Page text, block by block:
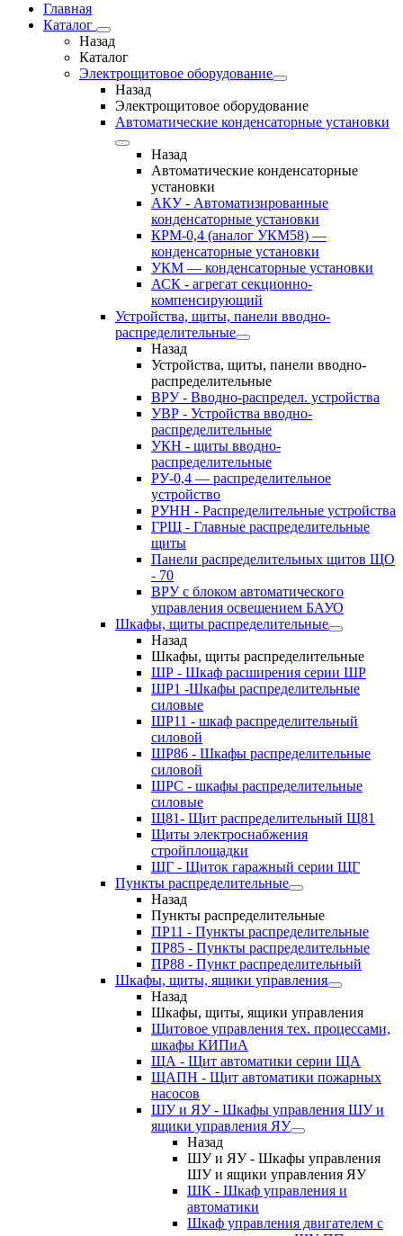
Главная
Каталог
Назад
Каталог
Электрощитовое оборудование
Назад
Электрощитовое оборудование
Автоматические конденсаторные установки
Назад
Автоматические конденсаторные
установки
АКУ - Автоматизированные
конденсаторные установки
КРМ-0,4 (аналог УКМ58) —
конденсаторные установки
УКМ — конденсаторные установки
АСК - агрегат секционно-
компенсирующий
Устройства, щиты, панели вводно-
распределительные
Назад
Устройства, щиты, панели вводно-
распределительные
ВРУ - Вводно-распредел. устройства
УВР - Устройства вводно-
распределительные
УКН - щиты вводно-
распределительные
РУ-0,4 — распределительное
устройство
РУНН - Распределительные устройства
ГРЩ - Главные распределительные
щиты
Панели распределительных щитов ЩО
- 70
ВРУ с блоком автоматического
управления освещением БАУО
Шкафы, щиты распределительные
Назад
Шкафы, щиты распределительные
ШР - Шкаф расширения серии ШР
ШР1 -Шкафы распределительные
силовые
ШР11 - шкаф распределительный
силовой
ШР86 - Шкафы распределительные
силовой
ШРС - шкафы распределительные
силовые
Щ81- Щит распределительный Щ81
Щиты электроснабжения
стройплощадки
ЩГ - Щиток гаражный серии ЩГ
Пункты распределительные
Назад
Пункты распределительные
ПР11 - Пункты распределительные
ПР85 - Пункты распределительные
ПР88 - Пункт распределительный
Шкафы, щиты, ящики управления
Назад
Шкафы, щиты, ящики управления
Щитовое управления тех. процессами,
шкафы КИПиА
ЩА - Щит автоматики серии ЩА
ЩАПН - Щит автоматики пожарных
насосов
ШУ и ЯУ - Шкафы управления ШУ и
ящики управления ЯУ
Назад
ШУ и ЯУ - Шкафы управления
ШУ и ящики управления ЯУ
ШК - Шкаф управления и
автоматики
Шкаф управления двигателем с